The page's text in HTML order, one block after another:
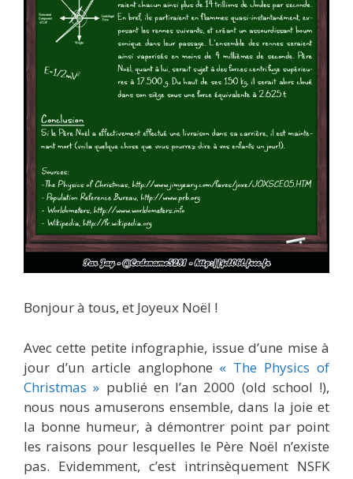
Bonjour à tous, et Joyeux Noël !
Avec cette petite infographie, issue d’une mise à
jour d’un article anglophone « The Physics of
Christmas » publié en l’an 2000 (old school !),
nous nous amuserons ensemble, dans la joie et
la bonne humeur, à démontrer point par point
les raisons pour lesquelles le Père Noël n’existe
pas. Evidemment, c’est intrinsèquement NSFK